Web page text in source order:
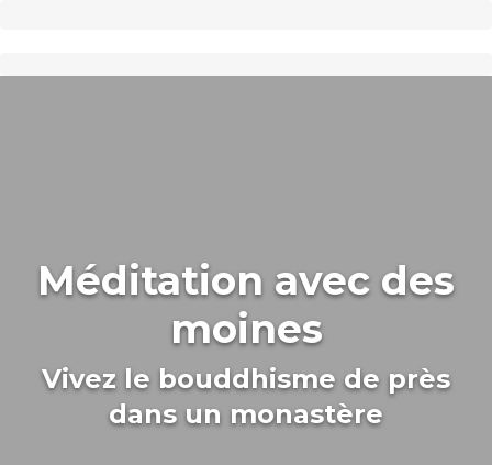
Méditation avec des
moines
Vivez le bouddhisme de près
dans un monastère